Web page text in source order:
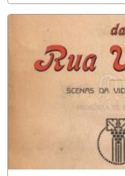
Pinto Satos, Orlando Neves, De
281; 譯文見吳志良：《生存之道